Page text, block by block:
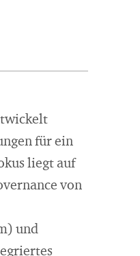
für ein
liegt auf
von
und